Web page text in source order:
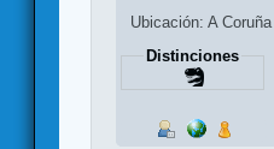
Ubicación: A Coruña
Distinciones